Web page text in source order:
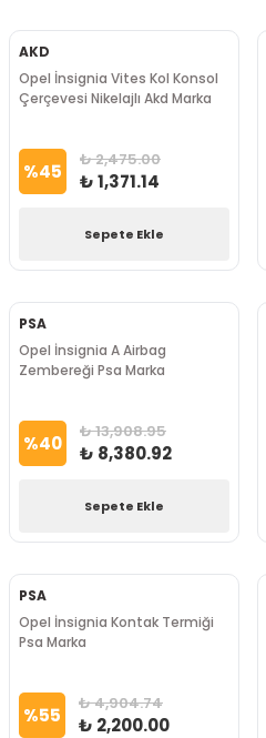
AKD
Opel İnsignia Vites Kol Konsol
Çerçevesi Nikelajlı Akd Marka
%45 ₺ 2,475.00
₺ 1,371.14
Sepete Ekle
PSA
Opel İnsignia A Airbag
Zembereği Psa Marka
%40 ₺ 13,908.95
₺ 8,380.92
Sepete Ekle
PSA
Opel İnsignia Kontak Termiği
Psa Marka
%55 ₺ 4,904.74
₺ 2,200.00